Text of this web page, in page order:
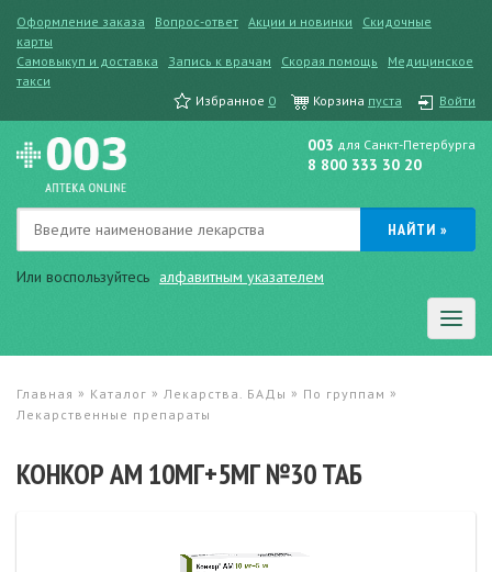
Оформление заказа Вопрос-ответ Акции и новинки
Скидочные
карты
Самовыкуп и доставка
Запись к врачам Скорая помощь
Медицинское
такси
Избранное 0 Корзина пуста Войти
Или воспользуйтесь алфавитным указателем
003 для Санкт-Петербурга
8 800 333 30 20
Главная » Каталог » Лекарства. БАДы » По группам »
Лекарственные препараты
КОНКОР АМ 10МГ+5МГ №30 ТАБ